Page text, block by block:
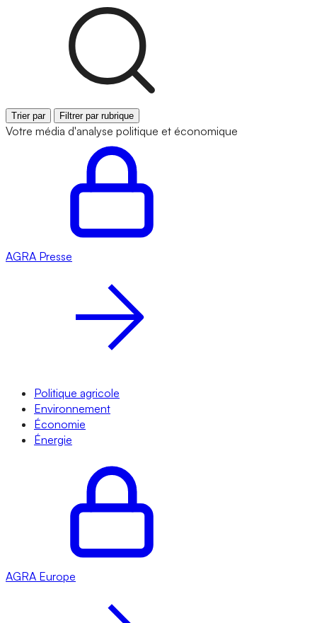
Trier par Filtrer par rubrique
Votre média d'analyse politique et économique
AGRA Presse
Politique agricole
Environnement
Économie
Énergie
AGRA Europe